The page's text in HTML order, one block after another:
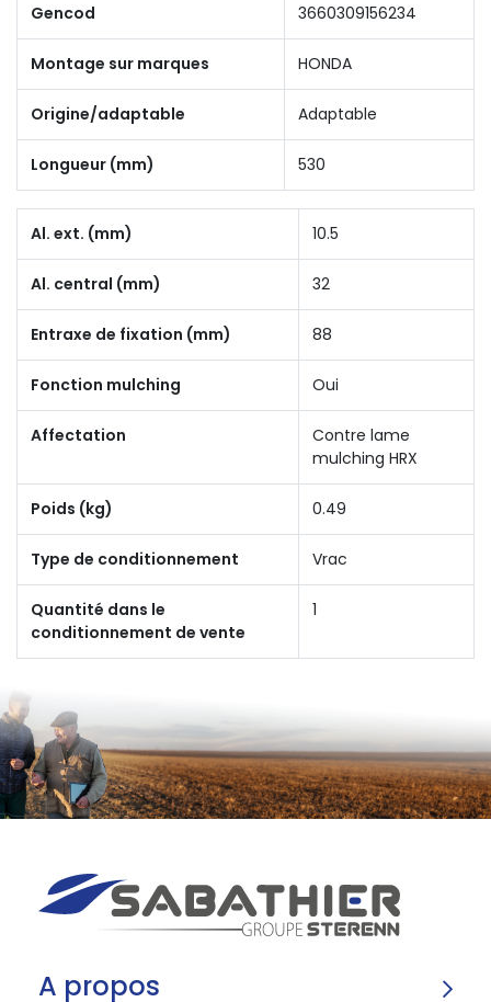
Gencod 3660309156234
Montage sur marques HONDA
Origine/adaptable Adaptable
Longueur (mm) 530
Al. ext. (mm) 10.5
Al. central (mm) 32
Entraxe de fixation (mm) 88
Fonction mulching Oui
Affectation
Contre lame
mulching HRX
Poids (kg) 0.49
Type de conditionnement Vrac
Quantité dans le
conditionnement de vente
1
A propos